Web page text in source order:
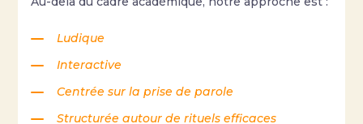
Ludique
Interactive
Centrée sur la prise de parole
Structurée autour de rituels efficaces